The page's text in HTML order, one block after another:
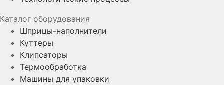
Каталог оборудования
Шприцы-наполнители
Куттеры
Клипсаторы
Термообработка
Машины для упаковки